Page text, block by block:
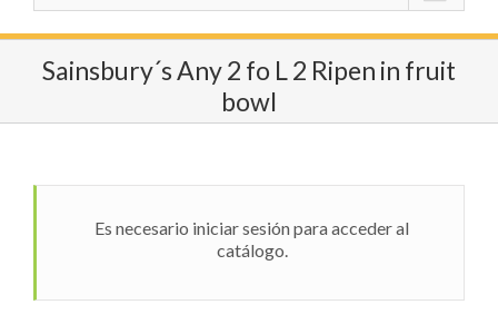
Sainsbury´s Any 2 fo L 2 Ripen in fruit
bowl
Es necesario iniciar sesión para acceder al
catálogo.